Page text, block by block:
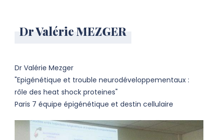
Dr Valérie MEZGER
Dr Valérie Mezger
"Epigénétique et trouble neurodéveloppementaux :
rôle des heat shock proteines"
Paris 7 équipe épigénétique et destin cellulaire